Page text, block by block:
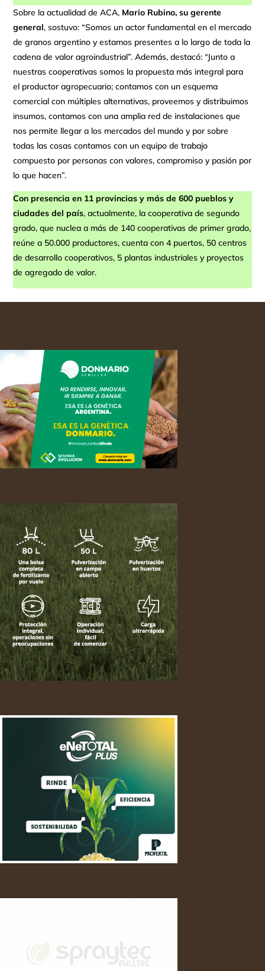
Sobre la actualidad de ACA, Mario Rubino, su gerente
general, sostuvo: “Somos un actor fundamental en el mercado
de granos argentino y estamos presentes a lo largo de toda la
cadena de valor agroindustrial”. Además, destacó: “Junto a
nuestras cooperativas somos la propuesta más integral para
el productor agropecuario; contamos con un esquema
comercial con múltiples alternativas, proveemos y distribuimos
insumos, contamos con una amplia red de instalaciones que
nos permite llegar a los mercados del mundo y por sobre
todas las cosas contamos con un equipo de trabajo
compuesto por personas con valores, compromiso y pasión por
lo que hacen”.
Con presencia en 11 provincias y más de 600 pueblos y
ciudades del país, actualmente, la cooperativa de segundo
grado, que nuclea a más de 140 cooperativas de primer grado,
reúne a 50.000 productores, cuenta con 4 puertos, 50 centros
de desarrollo cooperativos, 5 plantas industriales y proyectos
de agregado de valor.